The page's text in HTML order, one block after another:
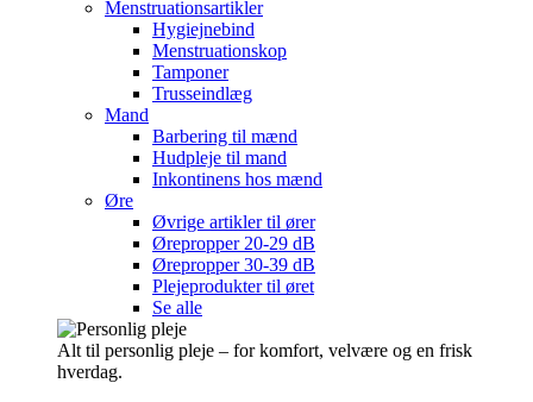
Menstruationsartikler
Hygiejnebind
Menstruationskop
Tamponer
Trusseindlæg
Mand
Barbering til mænd
Hudpleje til mand
Inkontinens hos mænd
Øre
Øvrige artikler til ører
Ørepropper 20-29 dB
Ørepropper 30-39 dB
Plejeprodukter til øret
Se alle
Alt til personlig pleje – for komfort, velvære og en frisk
hverdag.